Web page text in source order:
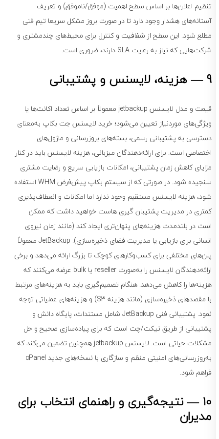
تنظیم اعلان‌ها بر اساس سطح اهمیت (موفق/ناموفق) و تعریف
آستانه‌های هشدار وجود دارد تا در صورت بروز مشکل سریعا تیم فنی
مطلع شود. این سطح از شفافیت و کنترل برای محیط‌های چندمشتری و
شرکت‌هایی که نیاز به رعایت SLA دارند، ضروری است.
9 — هزینه، لایسنس و پشتیبانی
قیمت و مدل لایسنس jetbackup معمولاً بر اساس تعداد اکانت‌ها یا
ویژگی‌های موردنیاز تعیین می‌شود؛ خرید لایسنس جت بکاپ به‌معنای
دسترسی به پشتیبانی رسمی، بسته‌های بروزرسانی و ماژول‌های
اختصاصی است. برای ارائه‌دهندگان میزبانی، هزینه لایسنس باید در کنار
مزایای کاهش زمان پشتیبانی، امکانات بازیابی سریع و رضایت مشتری
سنجیده شود. در صورتی که از سیستم بکاپ پیش‌فرض WHM استفاده
شود، هزینه لایسنس مستقیم وجود ندارد اما امکانات و انعطاف‌پذیری
کمتری در مدیریت پشتیبان گیری هاست خواهید داشت که ممکن
است در بلندمدت هزینه‌های پنهان‌تری ایجاد کند (مانند زمان نیروی
انسانی برای بازیابی یا مدیریت فضای ذخیره‌سازی). JetBackup معمولاً
پلن‌های مختلفی برای کسب‌وکارهای کوچک تا بزرگ ارائه می‌دهد و برخی
ارائه‌دهندگان لایسنس را به‌صورت reseller یا bulk عرضه می‌کنند که
هزینه‌ها را کاهش می‌دهد. هنگام تصمیم‌گیری باید به هزینه‌های مرتبط
با مقصدهای ذخیره‌سازی (مانند هزینه S3) و هزینه‌های عملیاتی توجه
نمود. پشتیبانی فنی JetBackup شامل مستندات، پایگاه دانش و
پشتیبانی از طریق تیکت/چت است که برای پیاده‌سازی صحیح و حل
مشکلات حیاتی است. لایسنس jetbackup همچنین تضمین می‌کند که
به‌روزرسانی‌های امنیتی منظم و سازگاری با نسخه‌های جدید cPanel
فراهم شود.
10 — نتیجه‌گیری و راهنمای انتخاب برای
مدیران